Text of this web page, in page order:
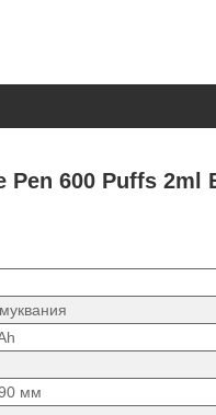
Pen 600 Puffs 2ml
мм